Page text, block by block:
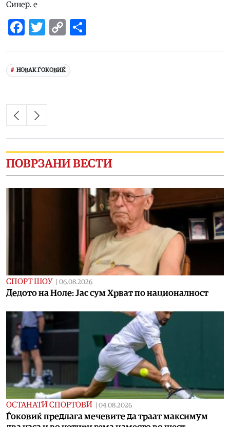
Синер. е
Facebook
Twitter
Copy
НОВАК ЃОКОВИЌ
ПОВРЗАНИ ВЕСТИ
СПОРТ ШОУ 06.08.2026
Дедото на Ноле: Јас сум Хрват по националност
ОСТАНАТИ СПОРТОВИ 04.08.2026
Ѓоковиќ предлага мечевите да траат максимум